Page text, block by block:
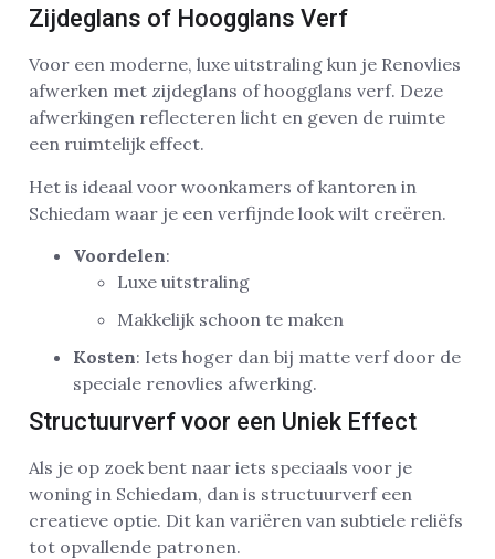
Zijdeglans of Hoogglans Verf
Voor een moderne, luxe uitstraling kun je Renovlies
afwerken met zijdeglans of hoogglans verf. Deze
afwerkingen reflecteren licht en geven de ruimte
een ruimtelijk effect.
Het is ideaal voor woonkamers of kantoren in
Schiedam waar je een verfijnde look wilt creëren.
Voordelen:
Luxe uitstraling
Makkelijk schoon te maken
Kosten: Iets hoger dan bij matte verf door de
speciale renovlies afwerking.
Structuurverf voor een Uniek Effect
Als je op zoek bent naar iets speciaals voor je
woning in Schiedam, dan is structuurverf een
creatieve optie. Dit kan variëren van subtiele reliëfs
tot opvallende patronen.